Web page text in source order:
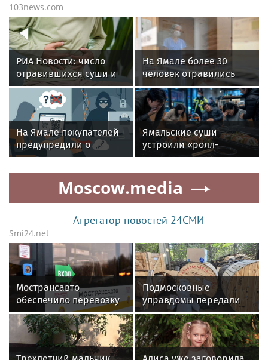
103news.com
РИА Новости: число
отравившихся суши и
пиццей в Салехарде
выросло до 47 человек
На Ямале более 30
человек отравились
готовой едой из
доставки
На Ямале покупателей
предупредили о
мошенничестве с QR-
кодами
Ямальские суши
устроили «ролл-
апокалипсис»: Десятки
людей слегли с
сальмонеллой
Moscow.media
Агрегатор новостей 24СМИ
Smi24.net
Мострансавто
обеспечило перевозку
участников Кубка
Александра Овечкина
Подмосковные
управдомы передали
еще одну партию
гумпомощи бойцам СВО